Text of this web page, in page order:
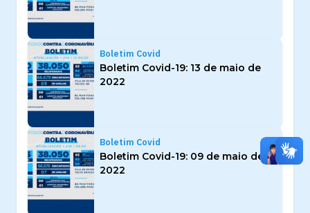
Boletim Covid
Boletim Covid-19: 13 de maio de
2022
Boletim Covid
Boletim Covid-19: 09 de maio de
2022